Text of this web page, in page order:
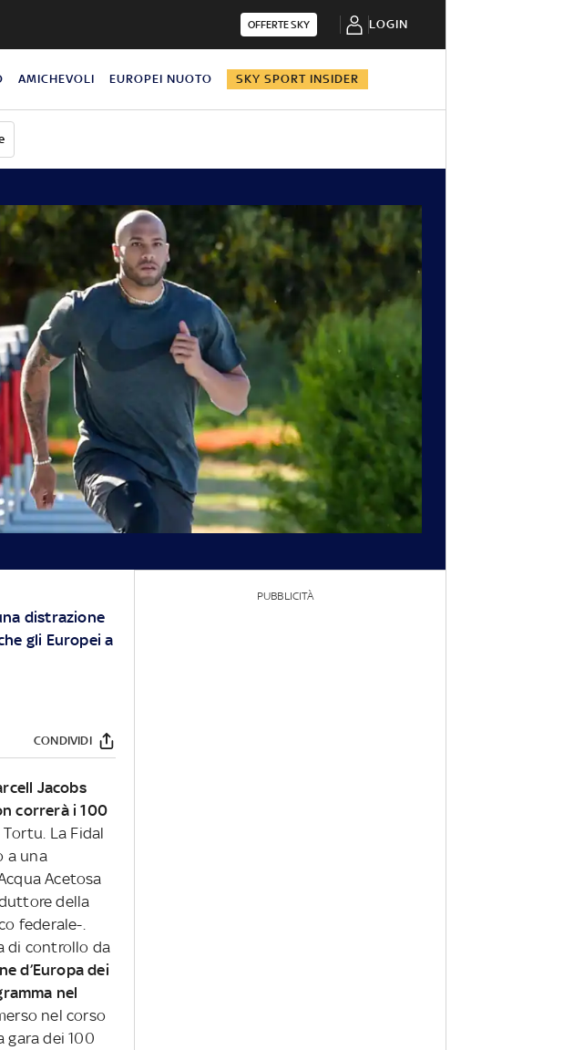
OFFERTE SKY LOGIN
AMICHEVOLI EUROPEI NUOTO SKY SPORT INSIDER
distrazione
gli Europei a
CONDIVIDI
Jacobs
correrà i 100
La Fidal
a una
Acetosa
della
federale-.
di controllo da
d’Europa dei
nel
nel corso
gara dei 100
PUBBLICITÀ